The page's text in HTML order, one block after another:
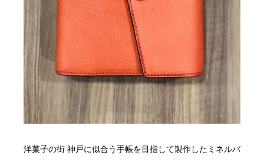
洋菓子の街 神戸に似合う手帳を目指して製作したミネルバ